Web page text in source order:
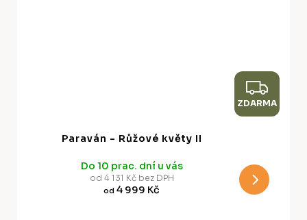
Z
D
M
ZDARMA
Paraván - Růžové květy II
Do 10 prac. dní u vás
od 4 131 Kč bez DPH
od 4 999 Kč